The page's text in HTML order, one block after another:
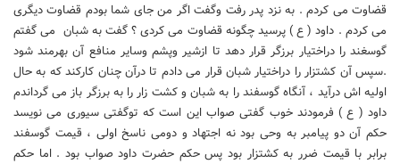
قضاوت می کردم . به نزد پدر رفت وگفت اگر من جای شما بودم قضاوت دیگری
می کردم . داود ( ع ) پرسید چگونه قضاوت می کردی ؟ گفت به شبان می گفتم
گوسغند را دراختیار برزگر قرار دهد تا ازشیر وپشم وسایر منافع آن بهرمند شود
.سپس آن کشتزار را دراختیار شبان قرار می دادم تا درآن چنان کارکند که به حال
اولیه اش درآید ، آنگاه گوسفند را به شبان و کشت زار را به برزگر باز می گرداندم
داود ( ع ) فرمودند خوب گفتی صواب این است که توگفتی سیوری می نویسد
حکم آن دو پیامبر به وحی بود نه اجتهاد و دومی ناسخ اولی ، قیمت گوسفند
برابر با قیمت ضرر به کشتزار بود پس حکم حضرت داود صواب بود . اما حکم